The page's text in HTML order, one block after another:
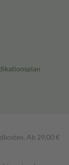
Ab 29,00 €